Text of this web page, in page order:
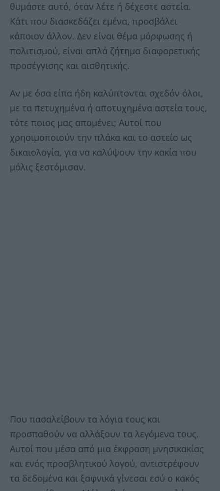
θυμάστε αυτό, όταν λέτε ή δέχεστε αστεία.
Κάτι που διασκεδάζει εμένα, προσβάλει
κάποιον άλλον. Δεν είναι θέμα μόρφωσης ή
πολιτισμού, είναι απλά ζήτημα διαφορετικής
προσέγγισης και αισθητικής.
Αν με όσα είπα ήδη καλύπτονται σχεδόν όλοι,
με τα πετυχημένα ή αποτυχημένα αστεία τους,
τότε ποιος μας απομένει; Αυτοί που
χρησιμοποιούν την πλάκα και το αστείο ως
δικαιολογία, για να καλύψουν την κακία που
μόλις ξεστόμισαν.
Που πασαλείβουν τα λόγια τους και
προσπαθούν να αλλάξουν τα λεγόμενα τους.
Αυτοί που μέσα από μια έκφραση μνησικακίας
και ενός προσβλητικού λογού, αντιστρέφουν
τα δεδομένα και ξαφνικά γίνεσαι εσύ ο κακός